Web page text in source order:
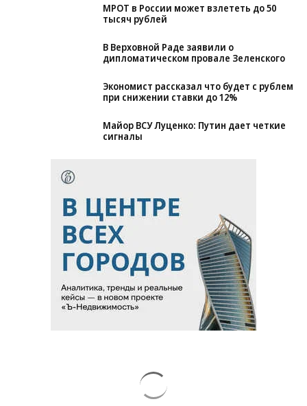
МРОТ в России может взлететь до 50
тысяч рублей
В Верховной Раде заявили о
дипломатическом провале Зеленского
Экономист рассказал что будет с рублем
при снижении ставки до 12%
Майор ВСУ Луценко: Путин дает четкие
сигналы